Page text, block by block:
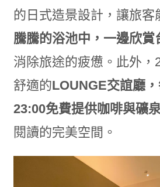
的日式造景設計，讓旅客
騰騰的浴池中，一邊欣賞
消除旅途的疲憊。此外，
舒適的LOUNGE交誼廳
23:00免費提供咖啡與礦
閱讀的完美空間。